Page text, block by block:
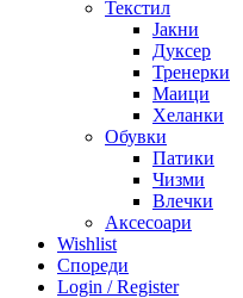
Текстил
Јакни
Дуксер
Тренерки
Маици
Хеланки
Обувки
Патики
Чизми
Влечки
Аксесоари
Wishlist
Спореди
Login / Register